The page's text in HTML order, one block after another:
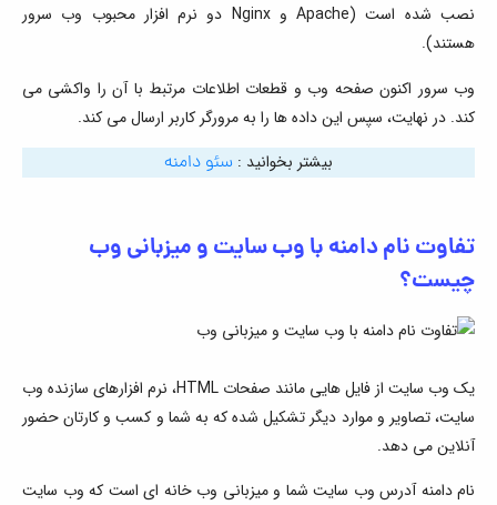
نصب شده است (Apache و Nginx دو نرم افزار محبوب وب سرور
هستند).
وب سرور اکنون صفحه وب و قطعات اطلاعات مرتبط با آن را واکشی می
کند. در نهایت، سپس این داده ها را به مرورگر کاربر ارسال می کند.
بیشتر بخوانید : سئو دامنه
تفاوت نام دامنه با وب سایت و میزبانی وب
چیست؟
یک وب سایت از فایل هایی مانند صفحات HTML، نرم افزارهای سازنده وب
سایت، تصاویر و موارد دیگر تشکیل شده که به شما و کسب و کارتان حضور
آنلاین می دهد.
نام دامنه آدرس وب سایت شما و میزبانی وب خانه ای است که وب سایت